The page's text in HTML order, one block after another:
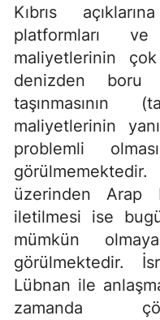
Kıbrıs
platformları
maliyetlerinin
denizden boru
taşınmasının
maliyetlerinin
problemli
üzerinden Arap
iletilmesi ise
mümkün
görülmektedir.
Lübnan ile
zamanda